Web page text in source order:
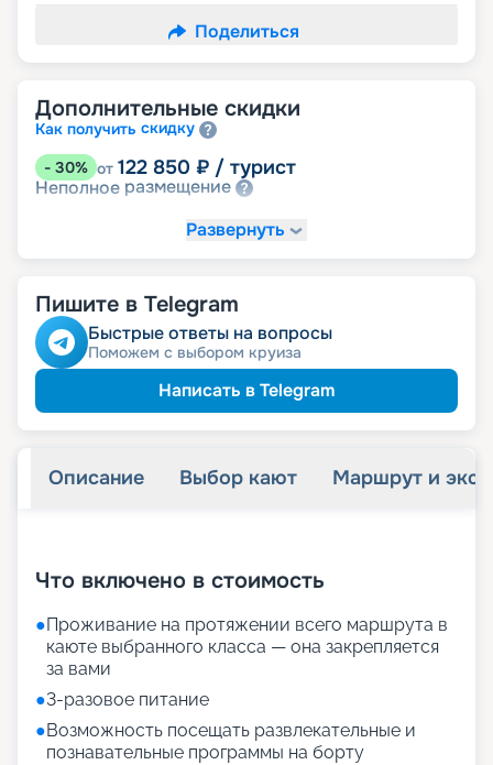
Поделиться
Дополнительные скидки
Как получить скидку
- 30% от 122 850 ₽ / турист
Неполное размещение
Развернуть
Пишите в Telegram
Быстрые ответы на вопросы
Поможем с выбором круиза
Написать в Telegram
Описание Выбор кают Маршрут и
Что включено в стоимость
●Проживание на протяжении всего маршрута в
каюте выбранного класса — она закрепляется
за вами
●3-разовое питание
●Возможность посещать развлекательные и
познавательные программы на борту